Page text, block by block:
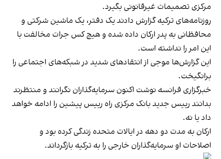
مرکزی تصمیمات غیرقانونی بگیرد.
روزنامه‌های ترکیه گزارش دادند یک دفتر، یک ماشین شرکتی و
محافظانی به پدر ارکان داده شده و هیچ کس جرات مخالفت با
این امر را نداشته است.
این گزارش‌ها موجی از انتقادهای شدید در شبکه‌های اجتماعی را
برانگیخت.
خبرگزاری فرانسه نوشت اکنون سرمایه‌گذاران نگرانند و منتظرند
بدانند رییس جدید بانک مرکزی راه رییس پیشین را ادامه خواهد
داد یا نه.
ارکان به مدت دو دهه در ایالات متحده زندگی کرده بود و
اصلاحات او سرمایه‌گذاران خارجی را به ترکیه بازگرداند.